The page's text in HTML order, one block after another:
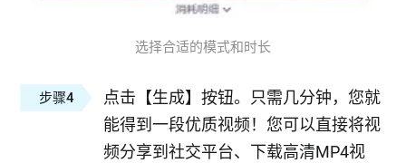
选择合适的模式和时长
步骤4
点击【生成】按钮。只需几分钟，您就
能得到一段优质视频！您可以直接将视
频分享到社交平台、下载高清MP4视